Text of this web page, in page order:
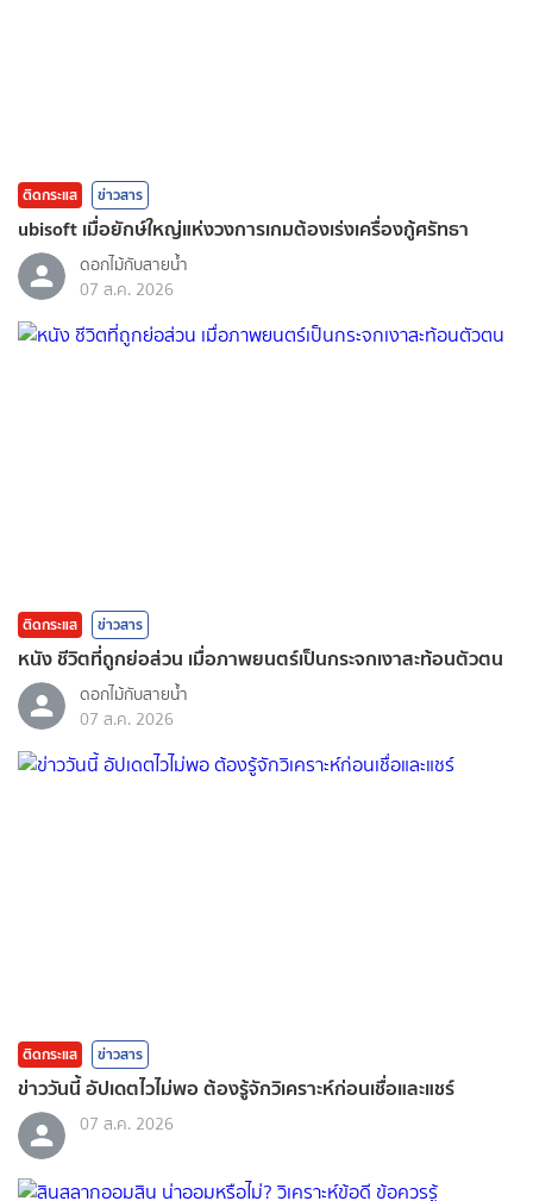
ติดกระแส ข่าวสาร
ubisoft เมื่อยักษ์ใหญ่แห่งวงการเกมต้องเร่งเครื่องกู้ศรัทธา
ดอกไม้กับสายน้ำ
07 ส.ค. 2026
ติดกระแส ข่าวสาร
หนัง ชีวิตที่ถูกย่อส่วน เมื่อภาพยนตร์เป็นกระจกเงาสะท้อนตัวตน
ดอกไม้กับสายน้ำ
07 ส.ค. 2026
ติดกระแส ข่าวสาร
ข่าววันนี้ อัปเดตไวไม่พอ ต้องรู้จักวิเคราะห์ก่อนเชื่อและแชร์
07 ส.ค. 2026